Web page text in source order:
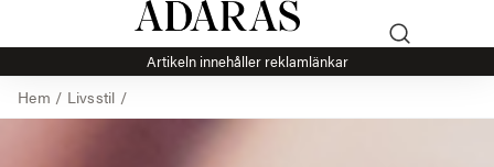
Artikeln innehåller reklamlänkar
Hem / Livsstil /